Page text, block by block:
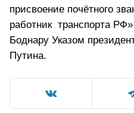
присвоение почётного
работник транспорта
Боднару Указом
Путина.